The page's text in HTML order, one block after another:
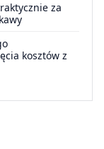
za
kosztów z